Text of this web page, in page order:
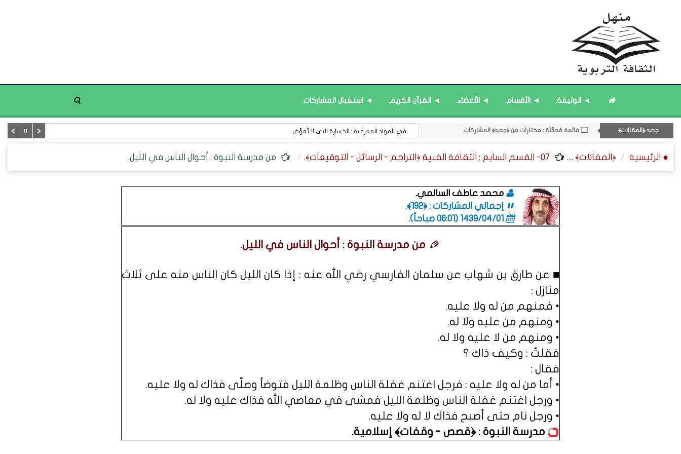
◄ الوثيقة. ◄ الأقسام. ◄ الأعضاء. ◄ القرآن الكريم. ◄ استقبال المشاركات.
جديد ﴿المقالات﴾
۝ قائمة مُثبتة : مشرف منهل الثقافة التربوية.
۝ قائمة مُحدَّثة : حديث الساعة.
۝ قائمة مُثبتة : إدارة منهل الثقافة التربوية.
۝ قائمة مُحدَّثة : مختارات من ﴿جديد﴾ المشاركات. في المواد المعرفية : الخسارة التي لا تُعوَّض.
● الرئيسية ﴿المقالات﴾ .... 07- القسم السابع : الثقافة الفنية ﴿التراجم - الرسائل - التوقيعات﴾. من مدرسة النبوة : أحوال الناس في الليل.
محمد عاطف السالمي.
إجمالي المشاركات : ﴿192﴾.
1439/04/01 (06:01 صباحاً)
.
من مدرسة النبوة : أحوال الناس في الليل.
■ عن طارق بن شهاب عن سلمان الفارسي رضي الله عنه : إذا كان الليل كان الناس منه على ثلاث
منازل :
• فمنهم من له ولا عليه.
• ومنهم من عليه ولا له.
• ومنهم من لا عليه ولا له.
فقلتُ : وكيف ذاك ؟
فقال :
• أما من له ولا عليه : فرجل اغتنم غفلة الناس وظلمة الليل فتوضأ وصلّى فذاك له ولا عليه.
• ورجل اغتنم غفلة الناس وظلمة الليل فمشى في معاصي الله فذاك عليه ولا له.
• ورجل نام حتى أصبح فذاك لا له ولا عليه.
مدرسة النبوة : ﴿قصص - وقفات﴾ إسلامية.